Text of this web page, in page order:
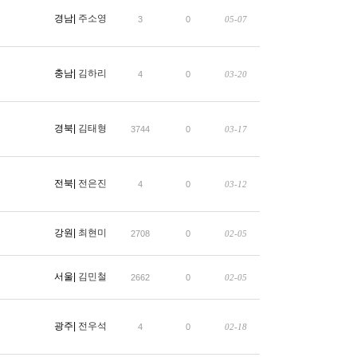
경남| 주소영 3 0 05-07
충남| 김하리 4 0 03-20
경북| 김태형 3744 0 03-17
전북| 전은진 4 0 03-12
강원| 최현미 2708 0 02-05
서울| 김민철 2662 0 02-05
광주| 전우석 4 0 02-18